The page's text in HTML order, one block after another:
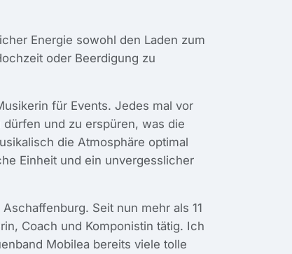
Energie sowohl den Laden zum
oder Beerdigung zu
für Events. Jedes mal vor
und zu erspüren, was die
die Atmosphäre optimal
Einheit und ein unvergesslicher
Seit nun mehr als 11
Coach und Komponistin tätig. Ich
Mobilea bereits viele tolle